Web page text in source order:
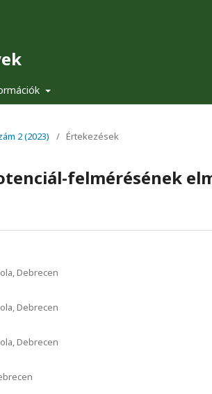
2 (2023) / Értekezések
felmérésének
Debrecen
Debrecen
Debrecen